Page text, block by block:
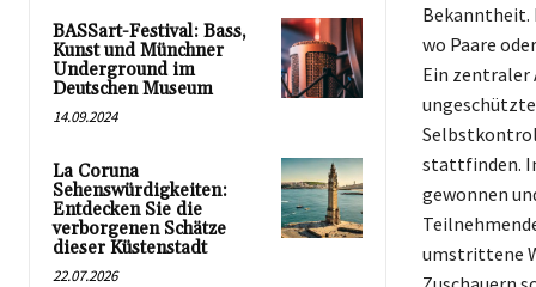
BASSart-Festival: Bass,
Kunst und Münchner
Underground im
Deutschen Museum
14.09.2024
La Coruna
Sehenswürdigkeiten:
Entdecken Sie die
verborgenen Schätze
dieser Küstenstadt
22.07.2026
Bekanntheit.
wo Paare
Ein zentraler
stattfinden.
gewonnen
umstrittene